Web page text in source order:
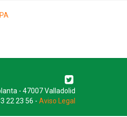
- 47007 Valladolid
22 23 56 - Aviso Legal